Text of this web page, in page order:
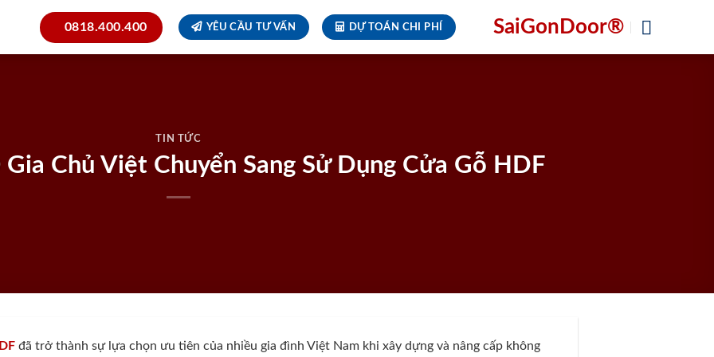
0818.400.400 YÊU CẦU TƯ VẤN DỰ TOÁN CHI PHÍ SaiGonDoor®
TIN TỨC
Gia Chủ Việt Chuyển Sang Sử Dụng Cửa Gỗ HDF
đã trở thành sự lựa chọn ưu tiên của nhiều gia đình Việt Nam khi xây dựng và nâng cấp không